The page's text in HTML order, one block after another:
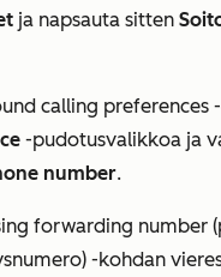
ja napsauta sitten
calling preferences
-pudotusvalikkoa ja
number.
forwarding number
) -kohdan